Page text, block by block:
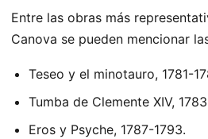
Entre las obras más
Canova se pueden mencionar
Teseo y el minotauro, 1781-
Tumba de Clemente XIV,
Eros y Psyche, 1787-1793.